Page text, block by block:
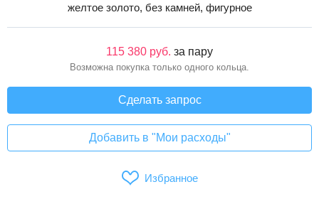
желтое золото, без камней, фигурное
115 380 руб. за пару
Возможна покупка только одного кольца.
Сделать запрос
Добавить в "Мои расходы"
Избранное